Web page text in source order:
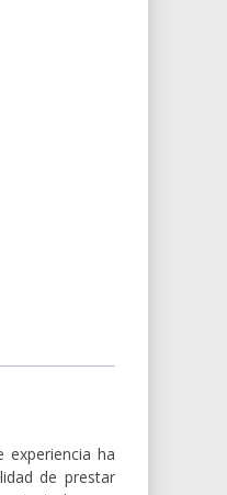
ha
de prestar